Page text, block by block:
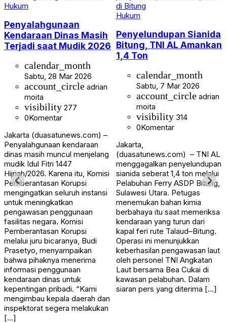
Hukum
Penyalahgunaan
Kendaraan Dinas Masih
Terjadi saat Mudik 2026
calendar_month
Sabtu, 28 Mar 2026
account_circle adrian
moita
visibility 277
0Komentar
Jakarta (duasatunews.com) –
Penyalahgunaan kendaraan
dinas masih muncul menjelang
mudik Idul Fitri 1447
Hijriah/2026. Karena itu, Komisi
Pemberantasan Korupsi
mengingatkan seluruh instansi
untuk meningkatkan
pengawasan penggunaan
fasilitas negara. Komisi
Pemberantasan Korupsi
melalui juru bicaranya, Budi
Prasetyo, menyampaikan
bahwa pihaknya menerima
informasi penggunaan
kendaraan dinas untuk
kepentingan pribadi. “Kami
mengimbau kepala daerah dan
inspektorat segera melakukan
[…]
Hukum
Penyelundupan Sianida
Bitung, TNI AL Amankan
1,4 Ton
calendar_month
Sabtu, 7 Mar 2026
account_circle adrian
moita
visibility 314
0Komentar
Jakarta,
(duasatunews.com) – TNI AL
menggagalkan penyelundupan
sianida seberat 1,4 ton melalui
Pelabuhan Ferry ASDP Bitung,
Sulawesi Utara. Petugas
menemukan bahan kimia
berbahaya itu saat memeriksa
kendaraan yang turun dari
kapal feri rute Talaud–Bitung.
Operasi ini menunjukkan
keberhasilan pengawasan laut
oleh personel TNI Angkatan
Laut bersama Bea Cukai di
kawasan pelabuhan. Dalam
siaran pers yang diterima […]